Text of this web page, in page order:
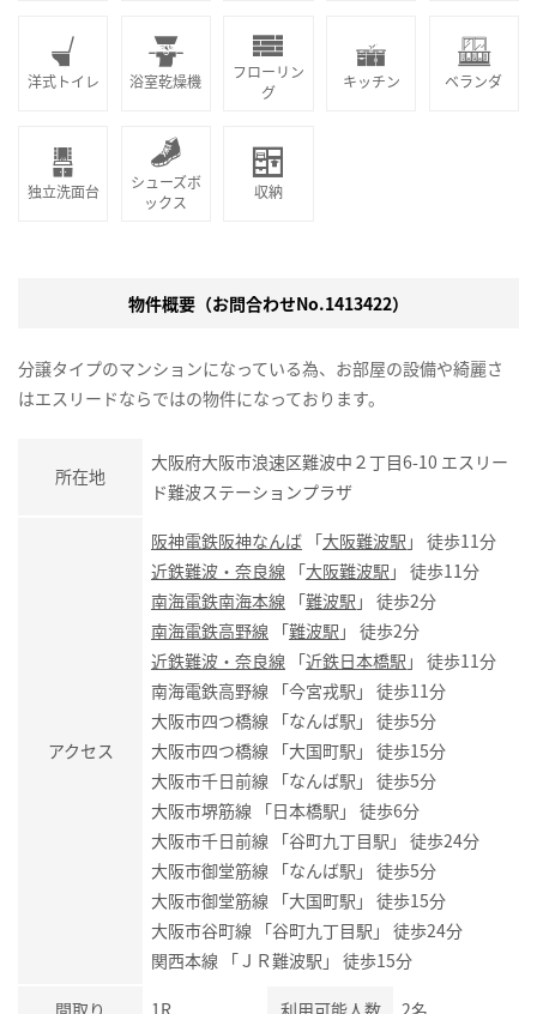
洋式トイレ 浴室乾燥機
フローリン
グ
キッチン ベランダ
独立洗面台
シューズボ
ックス
収納
物件概要（お問合わせNo.1413422）
分譲タイプのマンションになっている為、お部屋の設備や綺麗さ
はエスリードならではの物件になっております。
所在地
大阪府大阪市浪速区難波中２丁目6-10 エスリー
ド難波ステーションプラザ
アクセス
阪神電鉄阪神なんば 「大阪難波駅 」 徒歩11分
近鉄難波・奈良線 「大阪難波駅 」 徒歩11分
南海電鉄南海本線 「難波駅 」 徒歩2分
南海電鉄高野線 「難波駅 」 徒歩2分
近鉄難波・奈良線 「近鉄日本橋駅 」 徒歩11分
南海電鉄高野線 「今宮戎駅」 徒歩11分
大阪市四つ橋線 「なんば駅」 徒歩5分
大阪市四つ橋線 「大国町駅」 徒歩15分
大阪市千日前線 「なんば駅」 徒歩5分
大阪市堺筋線 「日本橋駅」 徒歩6分
大阪市千日前線 「谷町九丁目駅」 徒歩24分
大阪市御堂筋線 「なんば駅」 徒歩5分
大阪市御堂筋線 「大国町駅」 徒歩15分
大阪市谷町線 「谷町九丁目駅」 徒歩24分
関西本線 「ＪＲ難波駅」 徒歩15分
間取り 1R 利用可能人数 2名